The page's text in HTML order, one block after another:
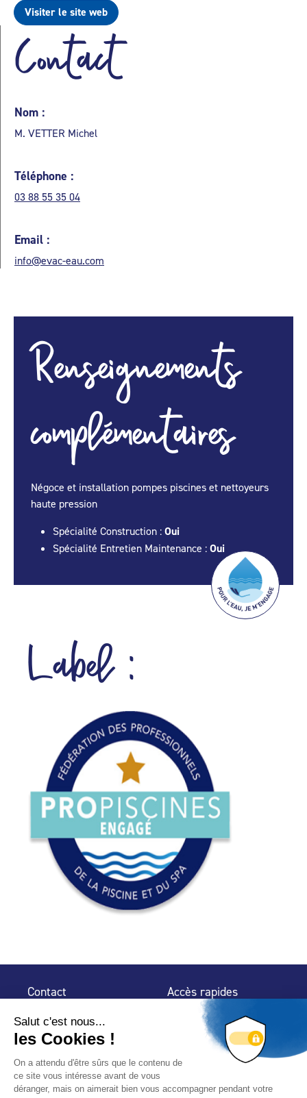
Visiter le site web
Contact
Nom :
M. VETTER Michel
Téléphone :
03 88 55 35 04
Email :
info@evac-eau.com
Renseignements
complémentaires
Négoce et installation pompes piscines et nettoyeurs
haute pression
Spécialité Construction : Oui
Spécialité Entretien Maintenance : Oui
Label :
Contact
32 rue de Mogador
75 009 Paris
Accès rapides
Espace Presse
Trouver un
professionnel